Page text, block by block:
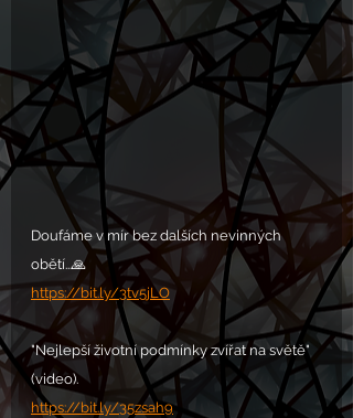
Doufáme v mír bez dalších nevinných
obětí...🙏
https://bit.ly/3tv5jLO
"Nejlepší životní podmínky zvířat na světě"
(video).
https://bit.ly/35zsah9